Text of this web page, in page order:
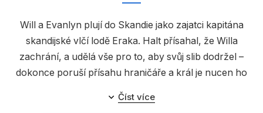
Kuchařky
Počítače
Poezie
Populárně - naučná pro dospělé
Will a Evanlyn plují do Skandie jako zajatci kapitána
skandijské vlčí lodě Eraka. Halt přísahal, že Willa
zachrání, a udělá vše pro to, aby svůj slib dodržel –
dokonce poruší přísahu hraničáře a král je nucen ho
hledat Willa, se k němu připojí a oba společně zamíří
Číst více